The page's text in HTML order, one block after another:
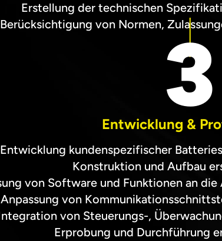
Erstellung der technischen
Berücksichtigung von Normen, 3
Entwicklung &
Entwicklung kundenspezifischer
Konstruktion und Aufbau
von Software und Funktionen an
Anpassung von
von Steuerungs-,
Erprobung und Durchführung